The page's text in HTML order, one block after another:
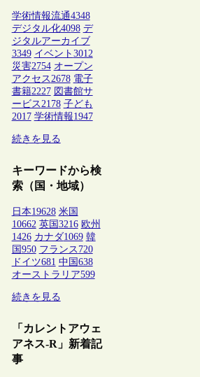
学術情報流通4348
デジタル化4098 デ
ジタルアーカイブ
3349 イベント 3012
災害2754 オープン
アクセス 2678 電子
書籍2227 図書館サ
ービス 2178 子ども
2017 学術情報1947
続きを見る
キーワードから検
索（国・地域）
日本19628 米国
10662 英国3216 欧州
1426 カナダ1069 韓
国950 フランス 720
ドイツ681 中国638
オーストラリア599
続きを見る
「カレントアウェ
アネス-R」新着記
事